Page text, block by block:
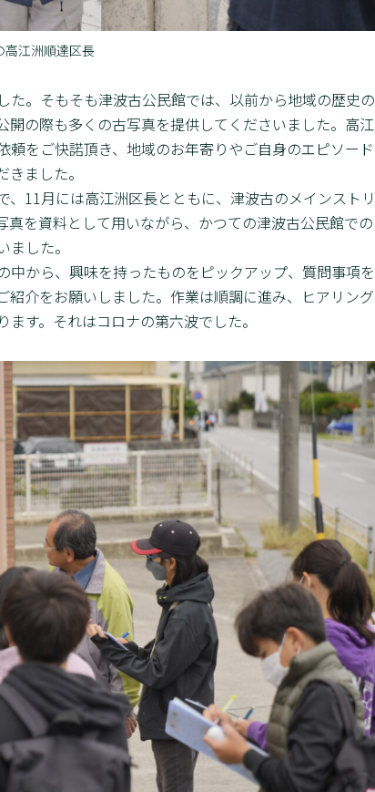
高江洲順達区長
。そもそも津波古公民館では、以前から地域の歴史の
の際も多くの古写真を提供してくださいました。高江
をご快諾頂き、地域のお年寄りやご自身のエピソード
ました。
11月には高江洲区長とともに、津波古のメインストリ
を資料として用いながら、かつての津波古公民館での
した。
から、興味を持ったものをピックアップ、質問事項を
介をお願いしました。作業は順調に進み、ヒアリング
す。それはコロナの第六波でした。